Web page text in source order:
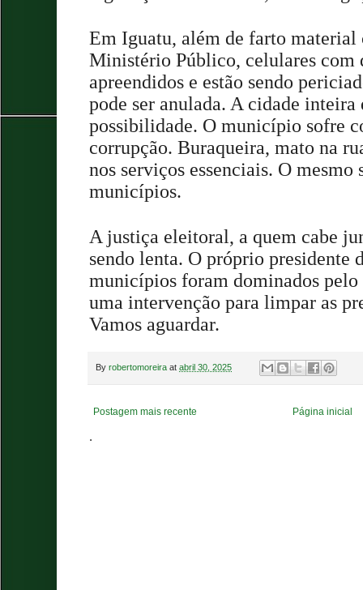
Em Iguatu, além de farto material
Ministério Público, celulares com
apreendidos e estão sendo
pode ser anulada. A cidade inteira
possibilidade. O município sofre
corrupção. Buraqueira, mato na
nos serviços essenciais. O mesmo
municípios.
A justiça eleitoral, a quem cabe
sendo lenta. O próprio presidente
municípios foram dominados
uma intervenção para limpar as
Vamos aguardar.
By robertomoreira at abril 30, 2025
Postagem mais recente Página inicial
.